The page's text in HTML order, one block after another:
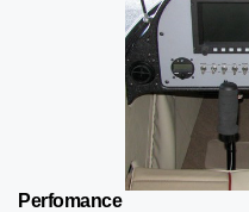
Perfomance